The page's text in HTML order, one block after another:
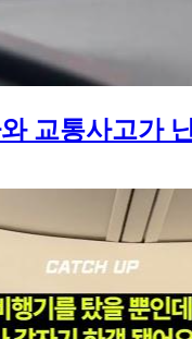
교통사고가